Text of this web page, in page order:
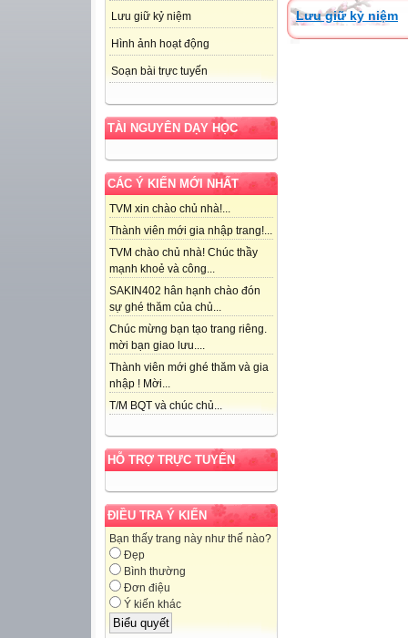
Lưu giữ kỷ niệm
Hình ảnh hoạt động
Soạn bài trực tuyến
TÀI NGUYÊN DẠY HỌC
CÁC Ý KIẾN MỚI NHẤT
TVM xin chào chủ nhà!...
Thành viên mới gia nhập trang!...
TVM chào chủ nhà! Chúc thầy
mạnh khoẻ và công...
SAKIN402 hân hạnh chào đón
sự ghé thăm của chủ...
Chúc mừng bạn tạo trang riêng.
mời bạn giao lưu....
Thành viên mới ghé thăm và gia
nhập ! Mời...
T/M BQT và chúc chủ...
HỖ TRỢ TRỰC TUYẾN
ĐIỀU TRA Ý KIẾN
Bạn thấy trang này như thế nào?
Đẹp
Bình thường
Đơn điệu
Ý kiến khác
Lưu giữ kỷ niệm